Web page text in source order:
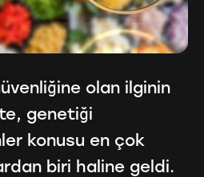
olan ilginin
genetiği
konusu en çok
biri haline geldi.